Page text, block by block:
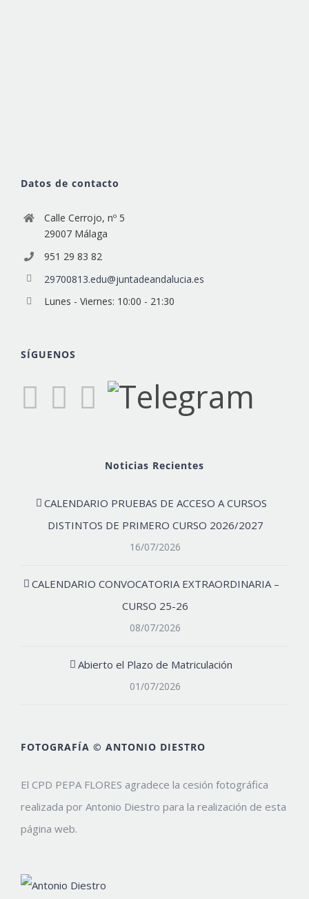
Datos de contacto
Calle Cerrojo, nº 5
29007 Málaga
951 29 83 82
29700813.edu@juntadeandalucia.es
Lunes - Viernes: 10:00 - 21:30
SÍGUENOS
Noticias Recientes
CALENDARIO PRUEBAS DE ACCESO A CURSOS
DISTINTOS DE PRIMERO CURSO 2026/2027
16/07/2026
CALENDARIO CONVOCATORIA EXTRAORDINARIA –
CURSO 25-26
08/07/2026
Abierto el Plazo de Matriculación
01/07/2026
FOTOGRAFÍA © ANTONIO DIESTRO
El CPD PEPA FLORES agradece la cesión fotográfica
realizada por Antonio Diestro para la realización de esta
página web.